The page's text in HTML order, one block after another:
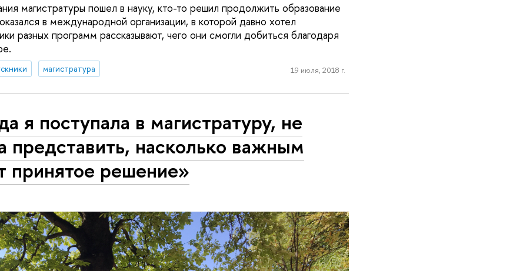
магистратуры пошел в науку, кто-то решил продолжить образование
в международной организации, в которой давно хотел
разных программ рассказывают, чего они смогли добиться благодаря
магистратура 19 июля, 2018 г.
я поступала в магистратуру, не
представить, насколько важным
принятое решение»